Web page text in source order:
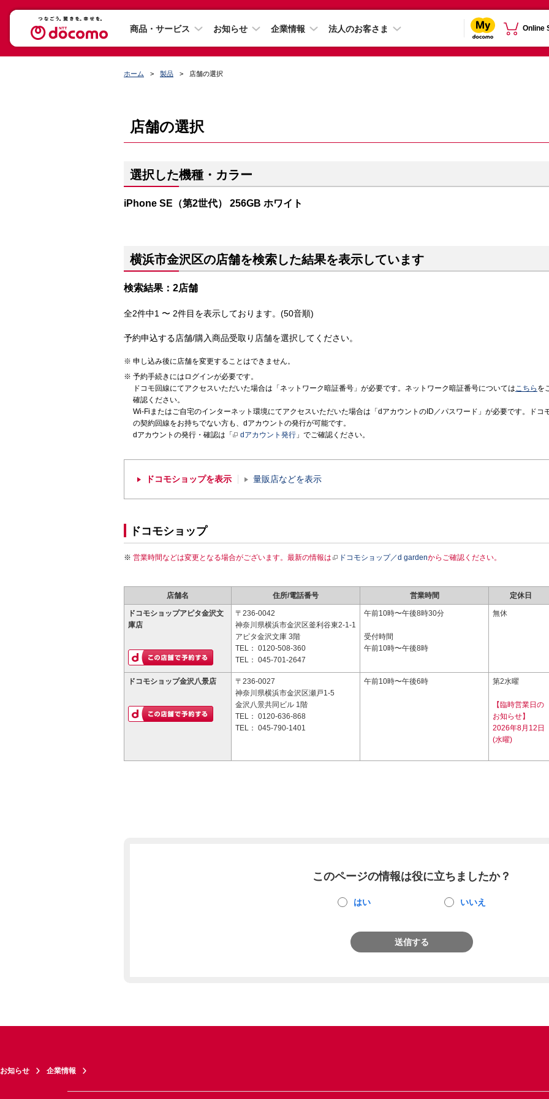
商品・サービス お知らせ 企業情報 法人のお客さま Online
ホーム 製品 店舗の選択
店舗の選択
選択した機種・カラー
iPhone SE（第2世代） 256GB ホワイト
横浜市金沢区の店舗を検索した結果を表示しています
検索結果：2店舗
全2件中1 〜 2件目を表示しております。(50音順)
予約申込する店舗/購入商品受取り店舗を選択してください。
申し込み後に店舗を変更することはできません。
予約手続きにはログインが必要です。
ドコモ回線にてアクセスいただいた場合は「ネットワーク暗証番号」が必要です。ネットワーク暗証番号についてはこちら を
確認ください。
Wi-Fiまたはご自宅のインターネット環境にてアクセスいただいた場合は「dアカウントのID／パスワード」が必要です。ドコ
の契約回線をお持ちでない方も、dアカウントの発行が可能です。
dアカウントの発行・確認は「
dアカウント発行 」でご確認ください。
ドコモショップを表示 量販店などを表示
ドコモショップ
営業時間などは変更となる場合がございます。最新の情報は ドコモショップ／d gardenからご確認ください。
店舗名 住所/電話番号 営業時間 定休日
ドコモショップアピタ金沢文
庫店
〒236-0042
神奈川県横浜市金沢区釜利谷東2-1-1
アピタ金沢文庫 3階
TEL： 0120-508-360
TEL： 045-701-2647
午前10時〜午後8時30分
受付時間
午前10時〜午後8時
無休
ドコモショップ金沢八景店
〒236-0027
神奈川県横浜市金沢区瀬戸1-5
金沢八景共同ビル 1階
TEL： 0120-636-868
TEL： 045-790-1401
午前10時〜午後6時 第2水曜
【臨時営業日の
お知らせ】
2026年8月12日
(水曜)
このページの情報は役に立ちましたか？
はい いいえ
送信する
お知らせ 企業情報